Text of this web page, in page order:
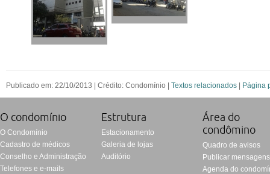
Publicado em: 22/10/2013 | Crédito: Condomínio | Textos relacionados Página
O condomí­nio
O Condomínio
Cadastro de médicos
Conselho e Administração
Telefones e e-mails
Estrutura
Estacionamento
Galeria de lojas
Auditório
Área do
condômino
Quadro de avisos
Publicar mensagens
Agenda do